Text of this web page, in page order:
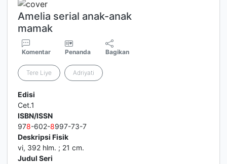
Amelia serial anak-anak
mamak
Komentar Penanda Bagikan
Tere Liye Adriyati
Edisi
Cet.1
ISBN/ISSN
978-602-8997-73-7
Deskripsi Fisik
vi, 392 hlm. ; 21 cm.
Judul Seri